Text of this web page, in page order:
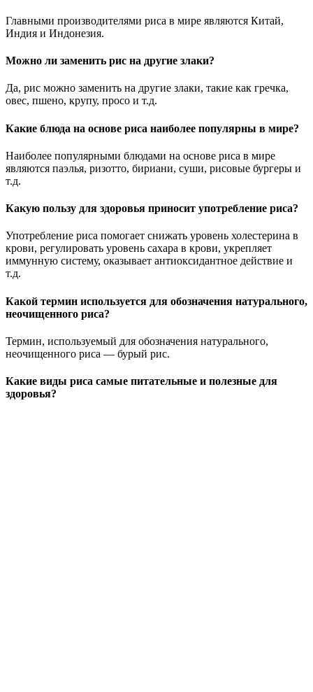
Главными производителями риса в мире являются Китай,
Индия и Индонезия.
Можно ли заменить рис на другие злаки?
Да, рис можно заменить на другие злаки, такие как гречка,
овес, пшено, крупу, просо и т.д.
Какие блюда на основе риса наиболее популярны в мире?
Наиболее популярными блюдами на основе риса в мире
являются паэлья, ризотто, бириани, суши, рисовые бургеры и
т.д.
Какую пользу для здоровья приносит употребление риса?
Употребление риса помогает снижать уровень холестерина в
крови, регулировать уровень сахара в крови, укрепляет
иммунную систему, оказывает антиоксидантное действие и
т.д.
Какой термин используется для обозначения натурального,
неочищенного риса?
Термин, используемый для обозначения натурального,
неочищенного риса — бурый рис.
Какие виды риса самые питательные и полезные для
здоровья?